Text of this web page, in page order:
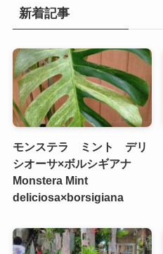
新着記事
モンステラ ミント デリ
シオーサ×ボルシギアナ
Monstera Mint
deliciosa×borsigiana